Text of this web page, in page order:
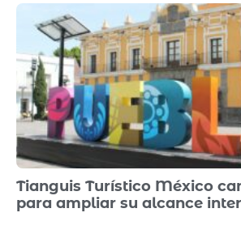
Tianguis Turístico México
para ampliar su alcance